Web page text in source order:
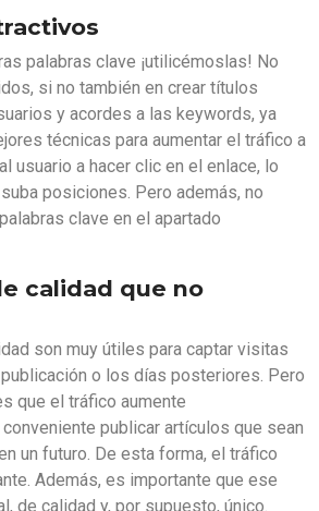
palabras clave ¡utilicémoslas! No
si no también en crear títulos
y acordes a las keywords, ya
técnicas para aumentar el tráfico a
usuario a hacer clic en el enlace, lo
posiciones. Pero además, no
clave en el apartado
calidad que no
son muy útiles para captar visitas
o los días posteriores. Pero
que el tráfico aumente
publicar artículos que sean
un futuro. De esta forma, el tráfico
Además, es importante que ese
de calidad y, por supuesto, único.